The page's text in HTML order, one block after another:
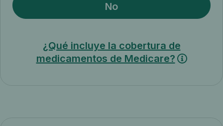
No
¿Qué incluye la cobertura de
medicamentos de Medicare?